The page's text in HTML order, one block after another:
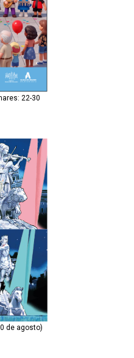
22-30
de agosto)